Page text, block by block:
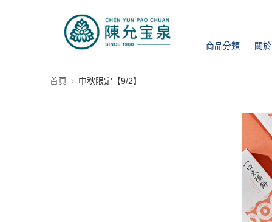
商品分類 關
首頁 中秋限定【9/2】